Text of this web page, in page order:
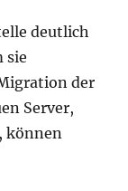
deutlich
sie
der
Server,
können